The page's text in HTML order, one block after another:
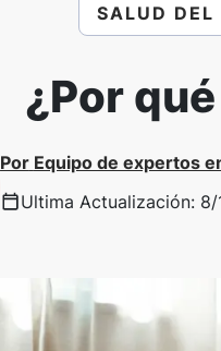
SALUD DEL
¿Por
Por Equipo de expertos
Ultima Actualización: 8/